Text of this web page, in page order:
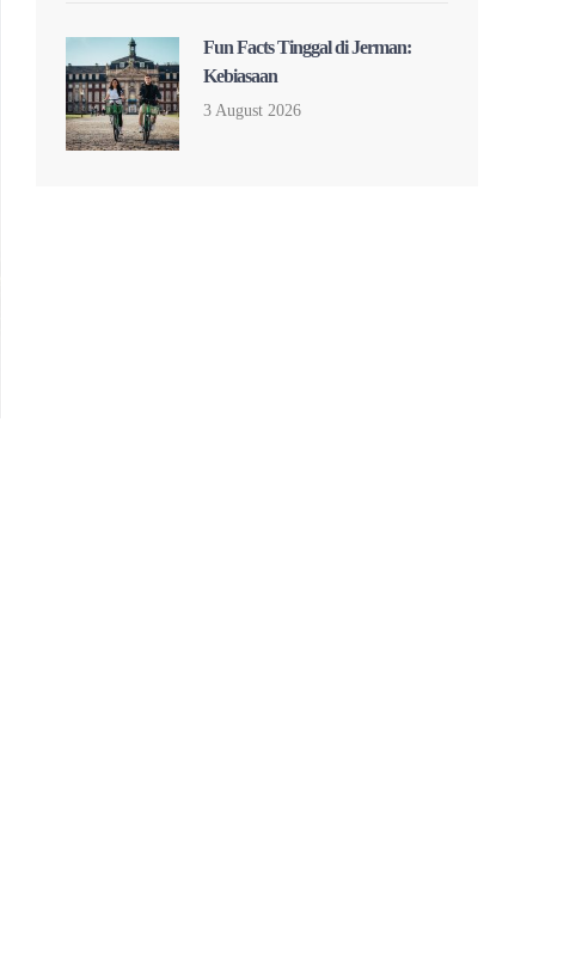
Fun Facts Tinggal di Jerman:
Kebiasaan
3 August 2026